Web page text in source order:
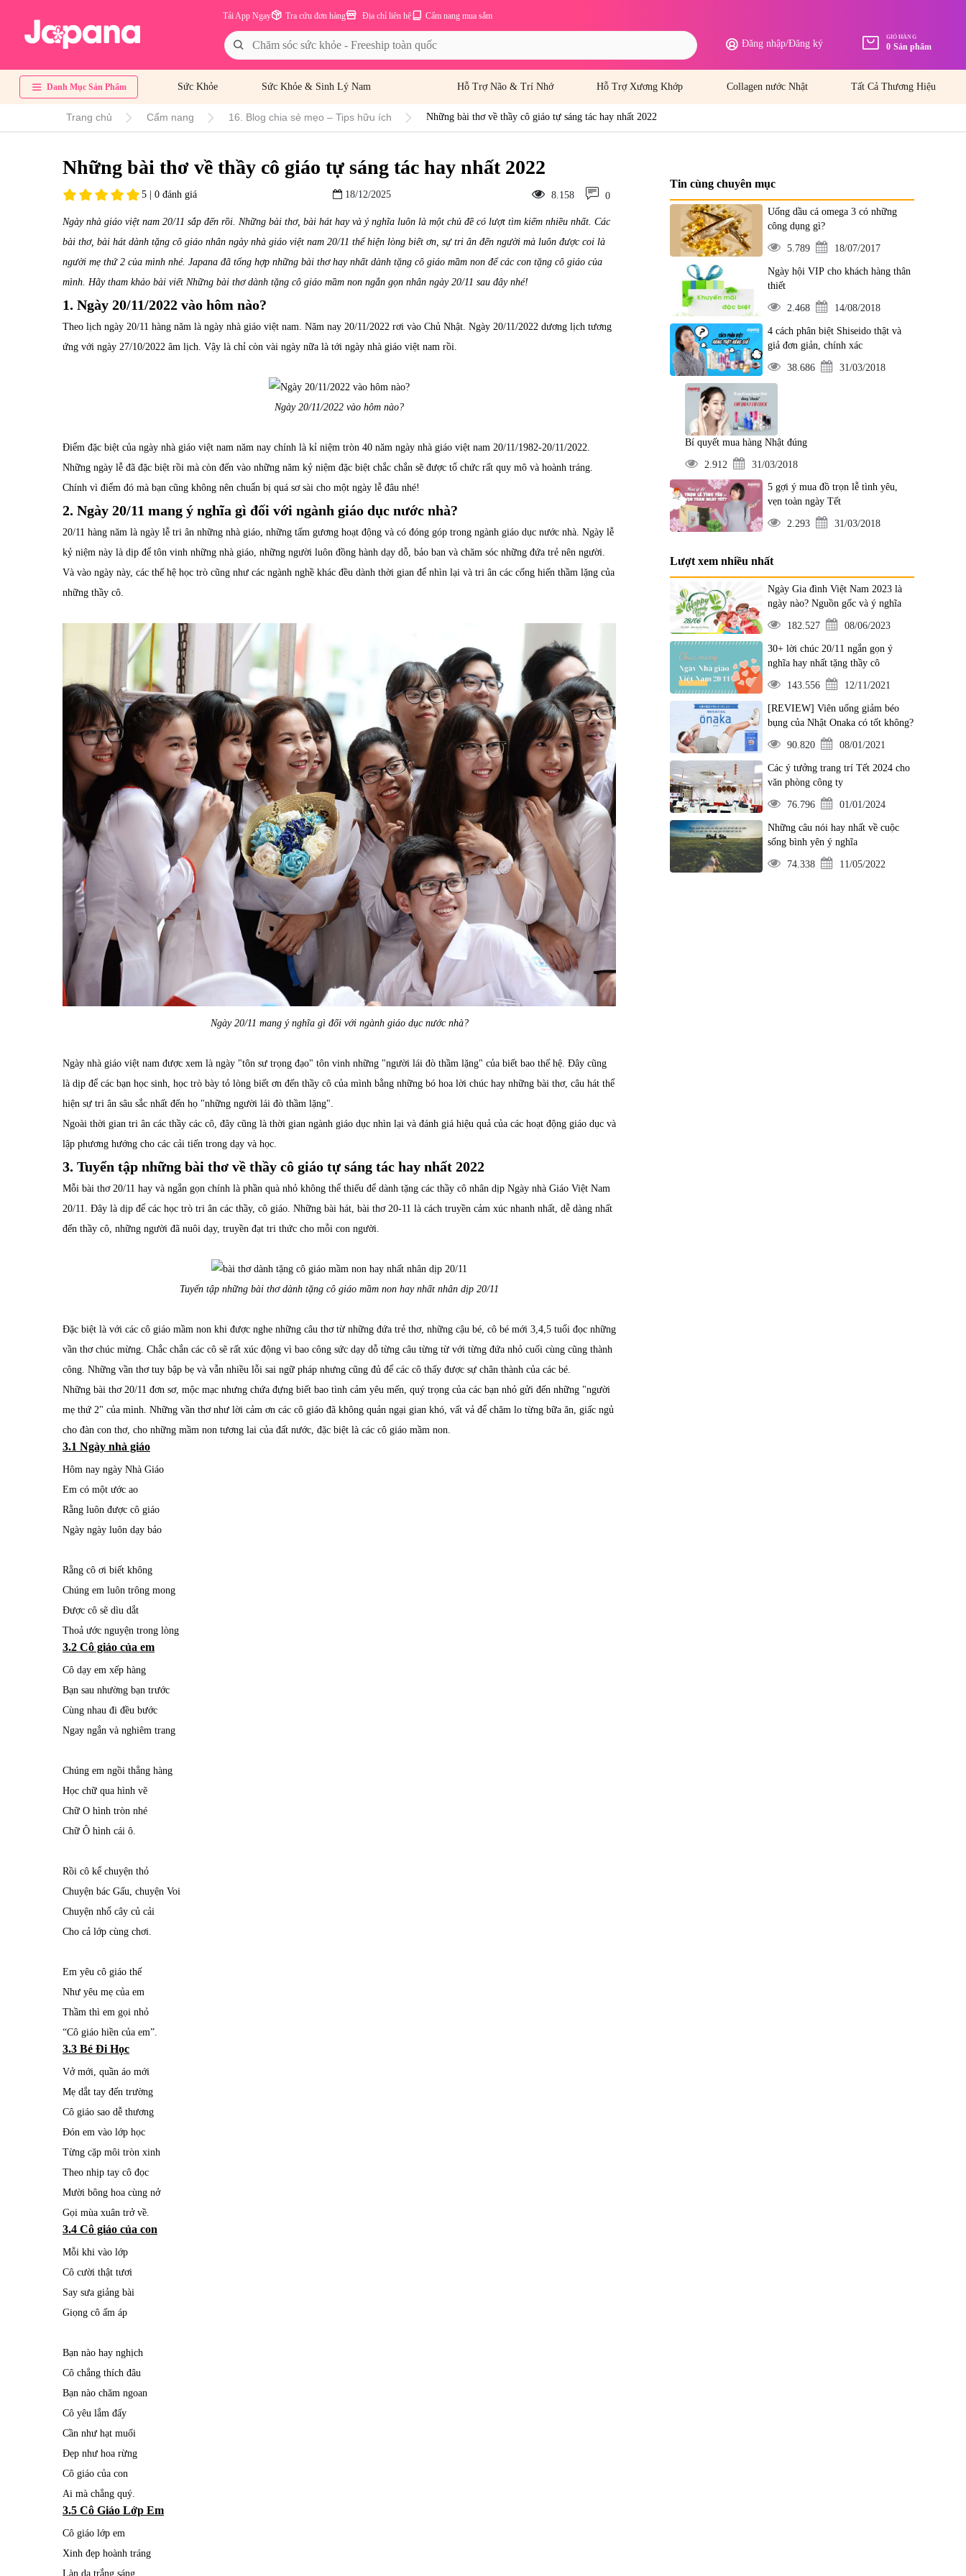
Cẩm nang mua sắm
Địa chỉ liên hệ
Tra cứu đơn hàng
Tải App Ngay
Đăng nhập/Đăng ký
GIỎ HÀNG
0 Sản phẩm
Danh Mục Sản Phẩm Sức Khỏe Sức Khỏe & Sinh Lý Nam Hỗ Trợ Não & Trí Nhớ Hỗ Trợ Xương Khớp Collagen nước Nhật Tất Cả Thương Hiệu
Trang chủ Cẩm nang 16. Blog chia sẻ mẹo – Tips hữu ích Những bài thơ về thầy cô giáo tự sáng tác hay nhất 2022
Những bài thơ về thầy cô giáo tự sáng tác hay nhất 2022
5 | 0 đánh giá 18/12/2025 8.158 0
Ngày nhà giáo việt nam 20/11 sắp đến rồi. Những bài thơ, bài hát hay và ý nghĩa luôn là một chủ đề có lượt tìm kiếm nhiều nhất. Các
bài thơ, bài hát dành tặng cô giáo nhân ngày nhà giáo việt nam 20/11 thể hiện lòng biết ơn, sự tri ân đến người mà luôn được coi là
người mẹ thứ 2 của mình nhé. Japana đã tổng hợp những bài thơ hay nhất dành tặng cô giáo mầm non để các con tặng cô giáo của
mình. Hãy tham khảo bài viết Những bài thơ dành tặng cô giáo mầm non ngắn gọn nhân ngày 20/11 sau đây nhé!
1. Ngày 20/11/2022 vào hôm nào?
Theo lịch ngày 20/11 hàng năm là ngày nhà giáo việt nam. Năm nay 20/11/2022 rơi vào Chủ Nhật. Ngày 20/11/2022 dương lịch tương
ứng với ngày 27/10/2022 âm lịch. Vậy là chỉ còn vài ngày nữa là tới ngày nhà giáo việt nam rồi.
Ngày 20/11/2022 vào hôm nào?
Điểm đặc biệt của ngày nhà giáo việt nam năm nay chính là kỉ niệm tròn 40 năm ngày nhà giáo việt nam 20/11/1982-20/11/2022.
Những ngày lễ đã đặc biệt rồi mà còn đến vào những năm kỷ niệm đặc biệt chắc chắn sẽ được tổ chức rất quy mô và hoành tráng.
Chính vì điểm đó mà bạn cũng không nên chuẩn bị quá sơ sài cho một ngày lễ đâu nhé!
2. Ngày 20/11 mang ý nghĩa gì đối với ngành giáo dục nước nhà?
20/11 hàng năm là ngày lễ tri ân những nhà giáo, những tấm gương hoạt động và có đóng góp trong ngành giáo dục nước nhà. Ngày lễ
kỷ niệm này là dịp để tôn vinh những nhà giáo, những người luôn đồng hành dạy dỗ, bảo ban và chăm sóc những đứa trẻ nên người.
Và vào ngày này, các thế hệ học trò cũng như các ngành nghề khác đều dành thời gian để nhìn lại và tri ân các cống hiến thầm lặng của
những thầy cô.
Ngày 20/11 mang ý nghĩa gì đối với ngành giáo dục nước nhà?
Ngày nhà giáo việt nam được xem là ngày "tôn sư trọng đạo" tôn vinh những "người lái đò thầm lặng" của biết bao thế hệ. Đây cũng
là dịp để các bạn học sinh, học trò bày tỏ lòng biết ơn đến thầy cô của mình bằng những bó hoa lời chúc hay những bài thơ, câu hát thể
hiện sự tri ân sâu sắc nhất đến họ "những người lái đò thầm lặng".
Ngoài thời gian tri ân các thầy các cô, đây cũng là thời gian ngành giáo dục nhìn lại và đánh giá hiệu quả của các hoạt động giáo dục và
lập phương hướng cho các cải tiến trong dạy và học.
3. Tuyển tập những bài thơ về thầy cô giáo tự sáng tác hay nhất 2022
Mỗi bài thơ 20/11 hay và ngắn gọn chính là phần quà nhỏ không thể thiếu để dành tặng các thầy cô nhân dịp Ngày nhà Giáo Việt Nam
20/11. Đây là dịp để các học trò tri ân các thầy, cô giáo. Những bài hát, bài thơ 20-11 là cách truyền cảm xúc nhanh nhất, dễ dàng nhất
đến thầy cô, những người đã nuôi dạy, truyền đạt tri thức cho mỗi con người.
Tuyển tập những bài thơ dành tặng cô giáo mầm non hay nhất nhân dịp 20/11
Đặc biệt là với các cô giáo mầm non khi được nghe những câu thơ từ những đứa trẻ thơ, những cậu bé, cô bé mới 3,4,5 tuổi đọc những
vần thơ chúc mừng. Chắc chắn các cô sẽ rất xúc động vì bao công sức dạy dỗ từng câu từng từ với từng đứa nhỏ cuối cùng cũng thành
công. Những vần thơ tuy bập bẹ và vẫn nhiều lỗi sai ngữ pháp nhưng cũng đủ để các cô thấy được sự chân thành của các bé.
Những bài thơ 20/11 đơn sơ, mộc mạc nhưng chứa đựng biết bao tình cảm yêu mến, quý trọng của các bạn nhỏ gửi đến những "người
mẹ thứ 2" của mình. Những vần thơ như lời cảm ơn các cô giáo đã không quản ngại gian khó, vất vả để chăm lo từng bữa ăn, giấc ngủ
cho đàn con thơ, cho những mầm non tương lai của đất nước, đặc biệt là các cô giáo mầm non.
3.1 Ngày nhà giáo
Hôm nay ngày Nhà Giáo
Em có một ước ao
Rằng luôn được cô giáo
Ngày ngày luôn dạy bảo
Rằng cô ơi biết không
Chúng em luôn trông mong
Được cô sẽ dìu dắt
Thoả ước nguyện trong lòng
3.2 Cô giáo của em
Cô dạy em xếp hàng
Bạn sau nhường bạn trước
Cùng nhau đi đều bước
Ngay ngắn và nghiêm trang
Chúng em ngồi thẳng hàng
Học chữ qua hình vẽ
Chữ O hình tròn nhé
Chữ Ô hình cái ô.
Rồi cô kể chuyện thỏ
Chuyện bác Gấu, chuyện Voi
Chuyện nhổ cây củ cải
Cho cả lớp cùng chơi.
Em yêu cô giáo thế
Như yêu mẹ của em
Thầm thì em gọi nhỏ
“Cô giáo hiền của em”.
3.3 Bé Đi Học
Vở mới, quần áo mới
Mẹ dắt tay đến trường
Cô giáo sao dễ thương
Đón em vào lớp học
Từng cặp môi tròn xinh
Theo nhịp tay cô đọc
Mười bông hoa cùng nở
Gọi mùa xuân trở về.
3.4 Cô giáo của con
Mỗi khi vào lớp
Cô cười thật tươi
Say sưa giảng bài
Giọng cô ấm áp
Bạn nào hay nghịch
Cô chẳng thích đâu
Bạn nào chăm ngoan
Cô yêu lắm đấy
Cần như hạt muối
Đẹp như hoa rừng
Cô giáo của con
Ai mà chẳng quý.
3.5 Cô Giáo Lớp Em
Cô giáo lớp em
Xinh đẹp hoành tráng
Làn da trắng sáng
Tin cùng chuyên mục
Uống dầu cá omega 3 có những
công dụng gì?
5.789 18/07/2017
Ngày hội VIP cho khách hàng thân
thiết
2.468 14/08/2018
4 cách phân biệt Shiseido thật và
giả đơn giản, chính xác
38.686 31/03/2018
Bí quyết mua hàng Nhật đúng
2.912 31/03/2018
5 gợi ý mua đồ trọn lễ tình yêu,
vẹn toàn ngày Tết
2.293 31/03/2018
Lượt xem nhiều nhất
Ngày Gia đình Việt Nam 2023 là
ngày nào? Nguồn gốc và ý nghĩa
182.527 08/06/2023
30+ lời chúc 20/11 ngắn gọn ý
nghĩa hay nhất tặng thầy cô
143.556 12/11/2021
[REVIEW] Viên uống giảm béo
bụng của Nhật Onaka có tốt không?
90.820 08/01/2021
Các ý tưởng trang trí Tết 2024 cho
văn phòng công ty
76.796 01/01/2024
Những câu nói hay nhất về cuộc
sống bình yên ý nghĩa
74.338 11/05/2022